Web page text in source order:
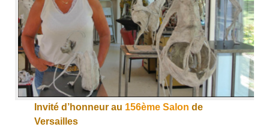
Invité d’honneur au 156ème Salon de
Versailles